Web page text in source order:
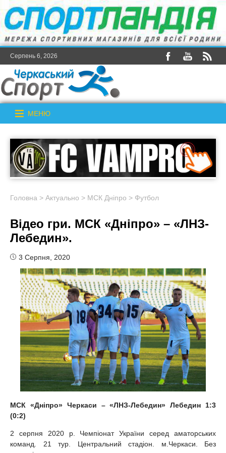
Серпень 6, 2026
МЕНЮ
Головна > Актуально > МСК Дніпро > Футбол
Відео гри. МСК «Дніпро» – «ЛНЗ-
Лебедин».
3 Серпня, 2020
МСК «Дніпро» Черкаси – «ЛНЗ-Лебедин» Лебедин 1:3
(0:2)
2 серпня 2020 р. Чемпіонат України серед аматорських
команд. 21 тур. Центральний стадіон. м.Черкаси. Без